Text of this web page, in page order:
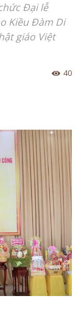
Đại lễ
Kiều Đàm Di
giáo Việt
40